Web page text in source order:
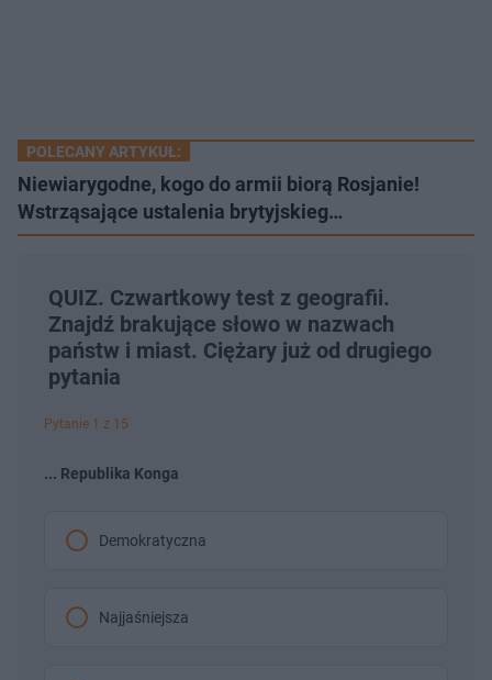
POLECANY ARTYKUŁ:
Niewiarygodne, kogo do armii biorą Rosjanie!
Wstrząsające ustalenia brytyjskieg…
QUIZ. Czwartkowy test z geografii.
Znajdź brakujące słowo w nazwach
państw i miast. Ciężary już od drugiego
pytania
Pytanie 1 z 15
... Republika Konga
Demokratyczna
Najjaśniejsza